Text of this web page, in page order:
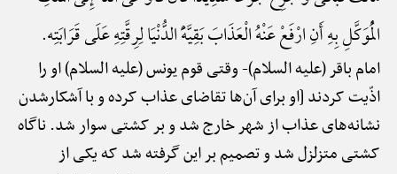
الْمُوَکَّلِ بِهِ أَنِ ارْفَعْ عَنْهُ الْعَذَابَ بَقِیَّهًَْ الدُّنْیَا لِرِقَّتِهِ عَلَی قَرَابَتِه.
امام باقر (علیه السلام)-وقتی قوم یونس (علیه السلام) او را
اذّیت کردند [او برای آن‌ها تقاضای عذاب کرده و با آشکارشدن
نشانه‌های عذاب از شهر خارج شد و بر کشتی سوار شد. ناگاه
کشتی متزلزل شد و تصمیم بر این گرفته شد که یکی از